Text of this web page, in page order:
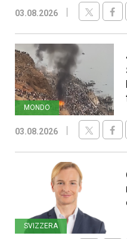
03.08.2026
MONDO
03.08.2026
SVIZZERA